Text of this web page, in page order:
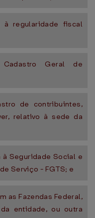
à regularidade fiscal
Geral de
de contribuintes,
relativo à sede da
Seguridade Social e
Serviço - FGTS; e
as Fazendas Federal,
entidade, ou outra